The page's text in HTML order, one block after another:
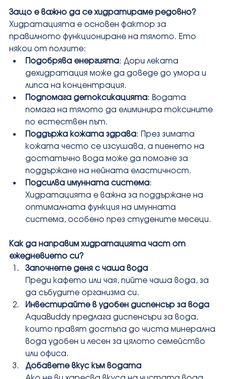
Защо е важно да се хидратираме редовно?
Хидратацията е основен фактор за
правилното функциониране на тялото. Ето
някои от ползите:
Подобрява енергията: Дори леката
дехидратация може да доведе до умора и
липса на концентрация.
Подпомага детоксикацията: Водата
помага на тялото да елиминира токсините
по естествен път.
Поддържа кожата здрава: През зимата
кожата често се изсушава, а пиенето на
достатъчно вода може да помогне за
поддържане на нейната еластичност.
Подсилва имунната система:
Хидратацията е важна за поддържане на
оптималната функция на имунната
система, особено през студените месеци.
Как да направим хидратацията част от
ежедневието си?
Започнете деня с чаша вода
Преди кафето или чая, пийте чаша вода, за
да събудите организма си.
Инвестирайте в удобен диспенсър за вода
AquaBuddy предлага диспенсъри за вода,
които правят достъпа до чиста минерална
вода удобен и лесен за цялото семейство
или офиса.
Добавете вкус към водата